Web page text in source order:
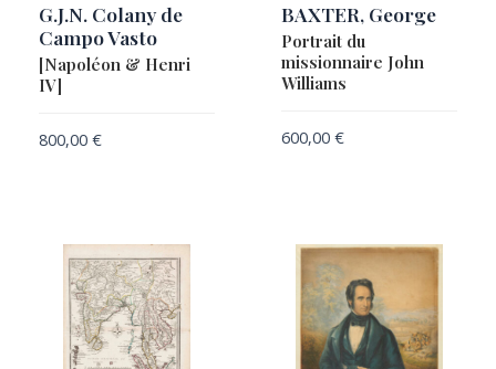
JOLLAIN, Gérard
LA FONTAINE, Jean de
LA ROCHEFOUCAULD-LIANCOURT, François-
LAET, Johannes de
LAPORTE, Etienne
Le Comité de pétitions et de correspondance
LE ROUGE, Georges-Louis
LE ROUGE, Georges-Louis, CASSINI DE THURY,
G.J.N. Colany de
Campo Vasto
[Napoléon & Henri
IV]
800,00 €
BAXTER, George
Portrait du
missionnaire John
Williams
600,00 €